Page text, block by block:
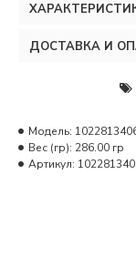
ДОСТАВКА И
Модель:
Вес (гр): 286.00 гр
Артикул: